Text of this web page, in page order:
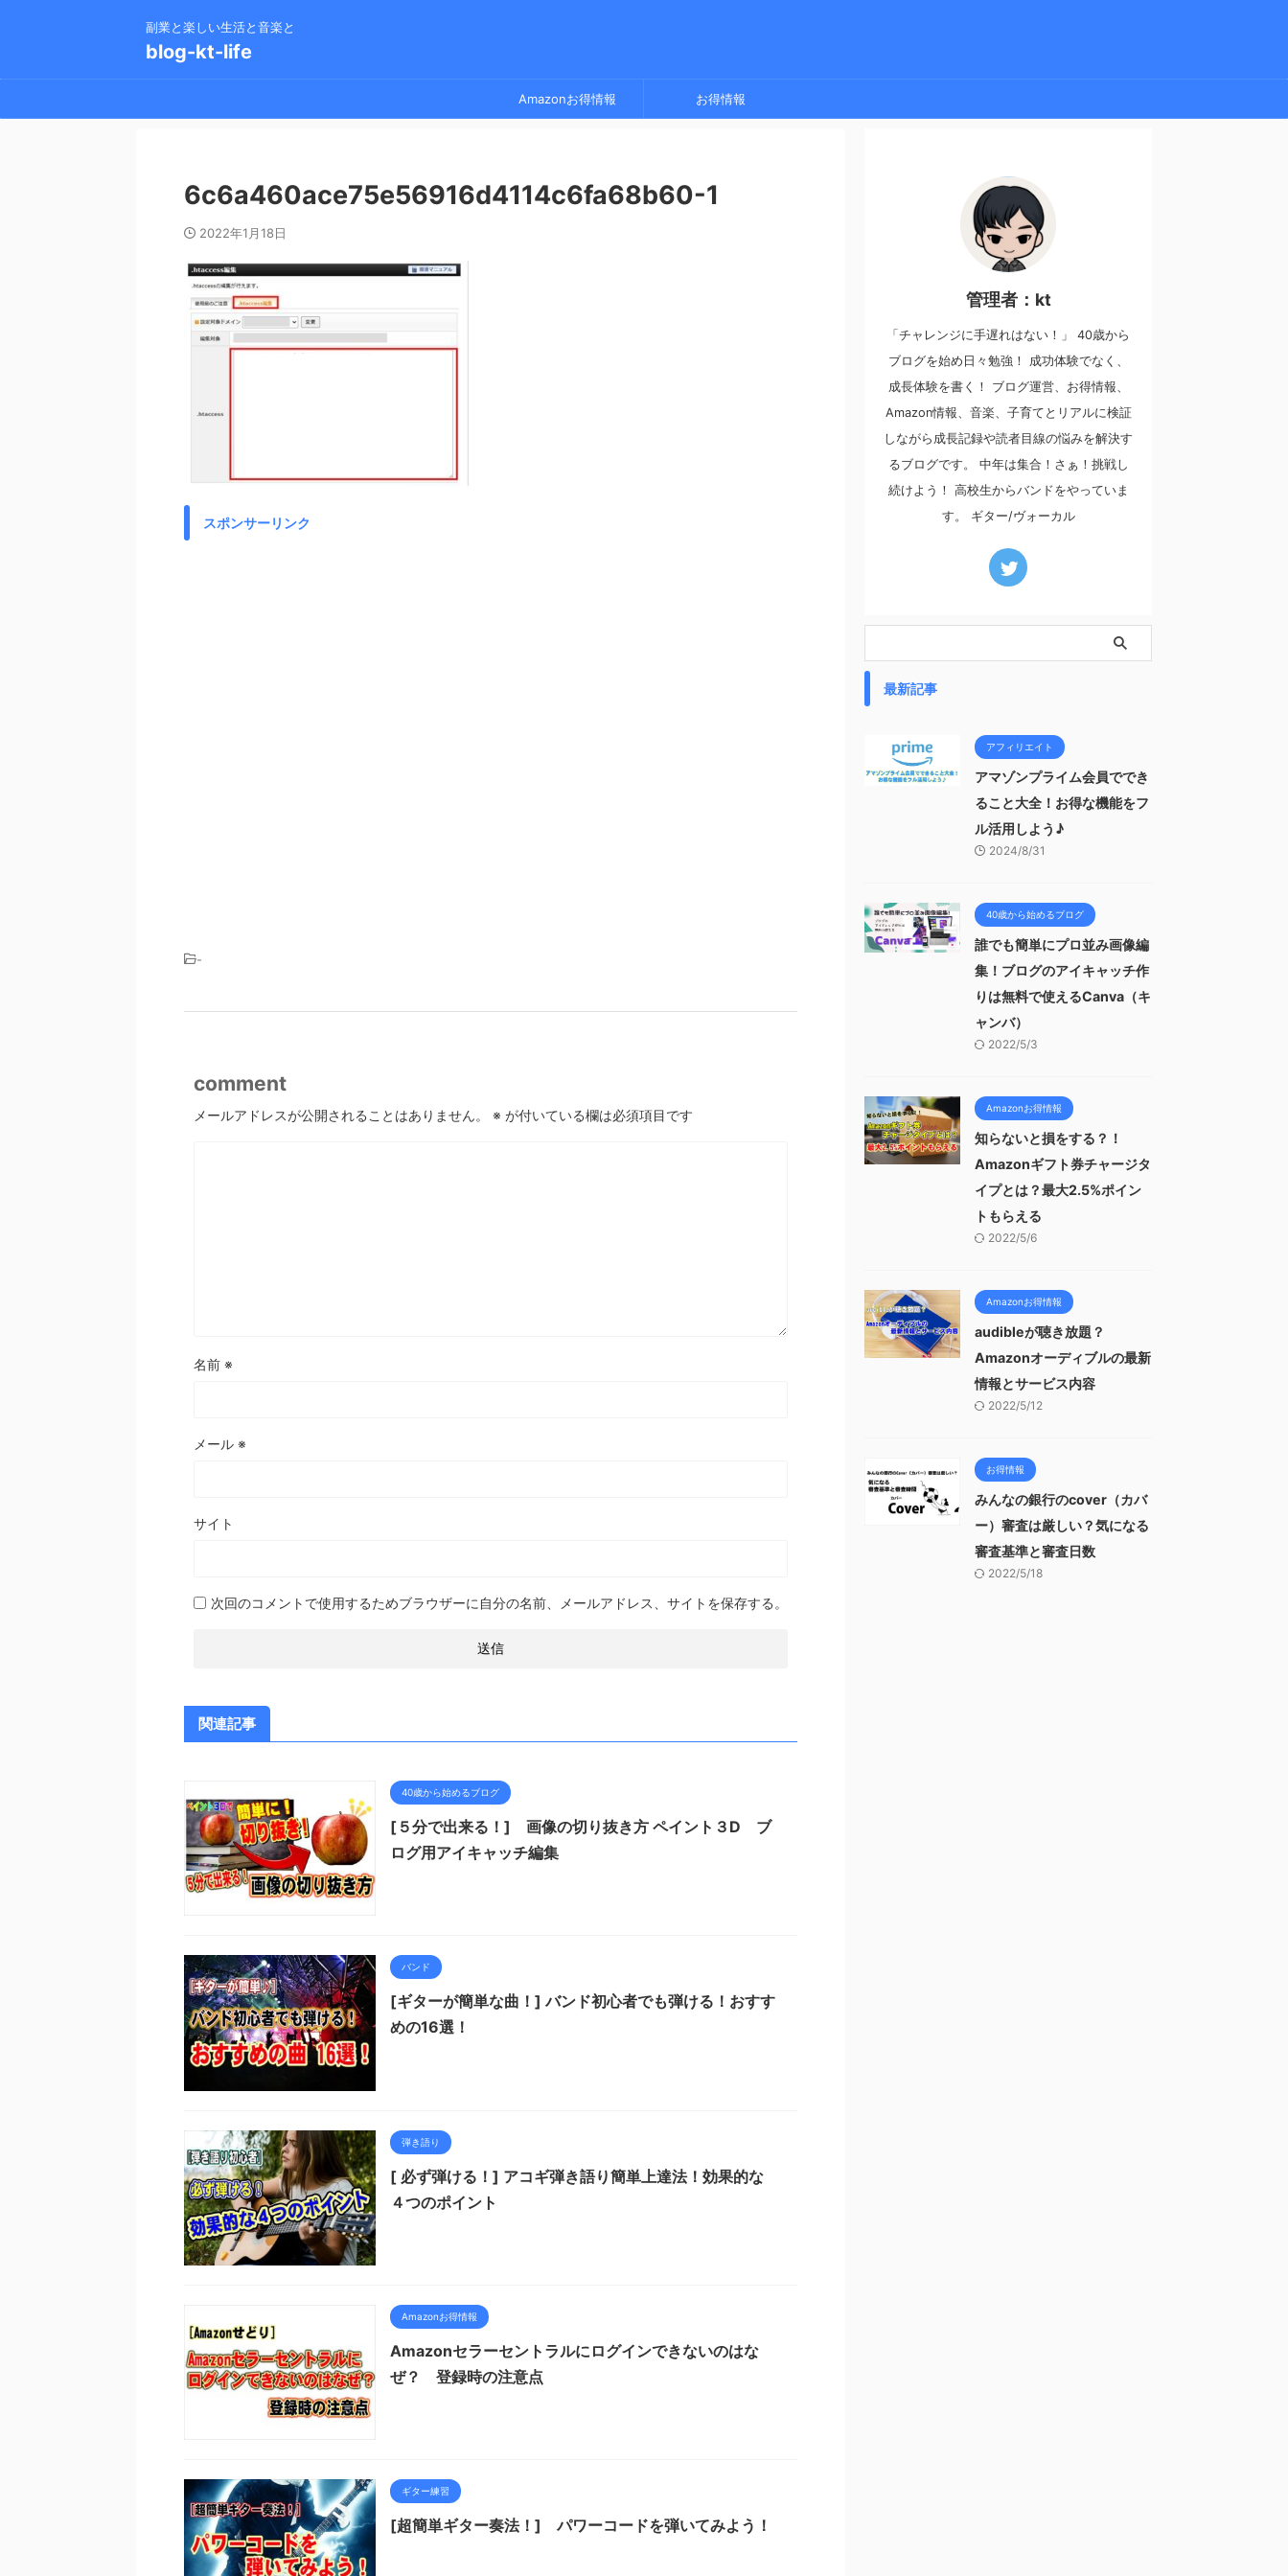
副業と楽しい生活と音楽と
blog-kt-life
Amazonお得情報 お得情報
6c6a460ace75e56916d4114c6fa68b60-1
2022年1月18日
スポンサーリンク
-
comment
メールアドレスが公開されることはありません。 ※ が付いている欄は必須項目です
名前 ※
メール ※
サイト
次回のコメントで使用するためブラウザーに自分の名前、メールアドレス、サイトを保存する。
関連記事
40歳から始めるブログ
[５分で出来る！] 画像の切り抜き方 ペイント３D ブ
ログ用アイキャッチ編集
バンド
[ギターが簡単な曲！] バンド初心者でも弾ける！おすす
めの16選！
弾き語り
[ 必ず弾ける！] アコギ弾き語り簡単上達法！効果的な
４つのポイント
Amazonお得情報
Amazonセラーセントラルにログインできないのはな
ぜ？ 登録時の注意点
ギター練習
[超簡単ギター奏法！] パワーコードを弾いてみよう！
管理者：kt
「チャレンジに手遅れはない！」 40歳から
ブログを始め日々勉強！ 成功体験でなく、
成長体験を書く！ ブログ運営、お得情報、
Amazon情報、音楽、子育てとリアルに検証
しながら成長記録や読者目線の悩みを解決す
るブログです。 中年は集合！さぁ！挑戦し
続けよう！ 高校生からバンドをやっていま
す。 ギター/ヴォーカル
最新記事
アフィリエイト
アマゾンプライム会員ででき
ること大全！お得な機能をフ
ル活用しよう♪
2024/8/31
40歳から始めるブログ
誰でも簡単にプロ並み画像編
集！ブログのアイキャッチ作
りは無料で使えるCanva（キ
ャンバ）
2022/5/3
Amazonお得情報
知らないと損をする？！
Amazonギフト券チャージタ
イプとは？最大2.5%ポイン
トもらえる
2022/5/6
Amazonお得情報
audibleが聴き放題？
Amazonオーディブルの最新
情報とサービス内容
2022/5/12
お得情報
みんなの銀行のcover（カバ
ー）審査は厳しい？気になる
審査基準と審査日数
2022/5/18